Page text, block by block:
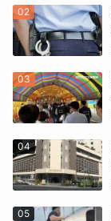
02
03
04
05